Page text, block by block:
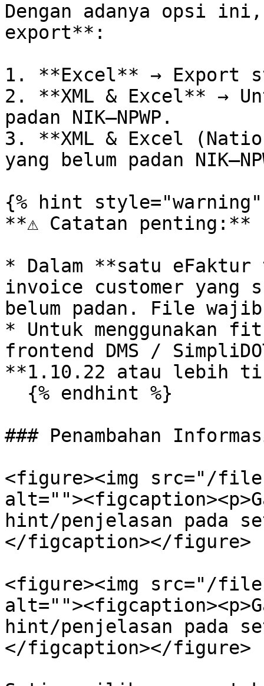
Dengan adanya opsi
export**:
1. **Excel** → Export
2. **XML & Excel** →
padan NIK–NPWP.
3. **XML & Excel
yang belum padan
{% hint style="warning"
**⚠️ Catatan penting:**
* Dalam **satu eFaktur
invoice customer yang
belum padan. File
* Untuk menggunakan
frontend DMS /
**1.10.22 atau lebih
### Penambahan
<figure><img src="/
hint/penjelasan pada
</figcaption></figure>
<figure><img src="/
hint/penjelasan pada
</figcaption></figure>